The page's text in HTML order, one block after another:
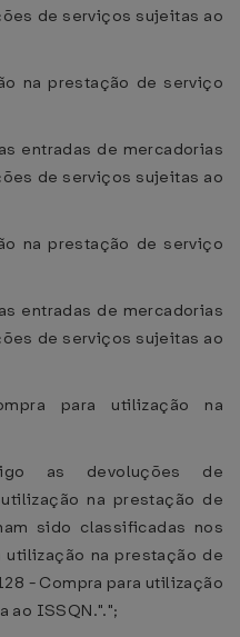
de serviços sujeitas ao
na prestação de serviço
entradas de mercadorias
de serviços sujeitas ao
na prestação de serviço
entradas de mercadorias
de serviços sujeitas ao
para utilização na
as devoluções de
na prestação de
sido classificadas nos
utilização na prestação de
- Compra para utilização
ao ISSQN.".";